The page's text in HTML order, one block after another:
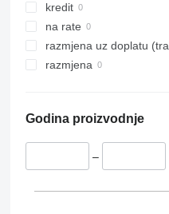
kredit
na rate
razmjena uz doplatu
razmjena
Godina proizvodnje
–